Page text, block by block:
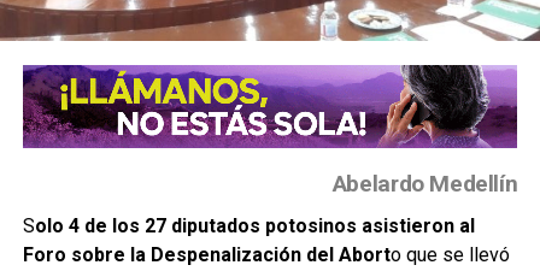
Abelardo Medellín
Solo 4 de los 27 diputados potosinos asistieron al
Foro sobre la Despenalización del Aborto que se llevó